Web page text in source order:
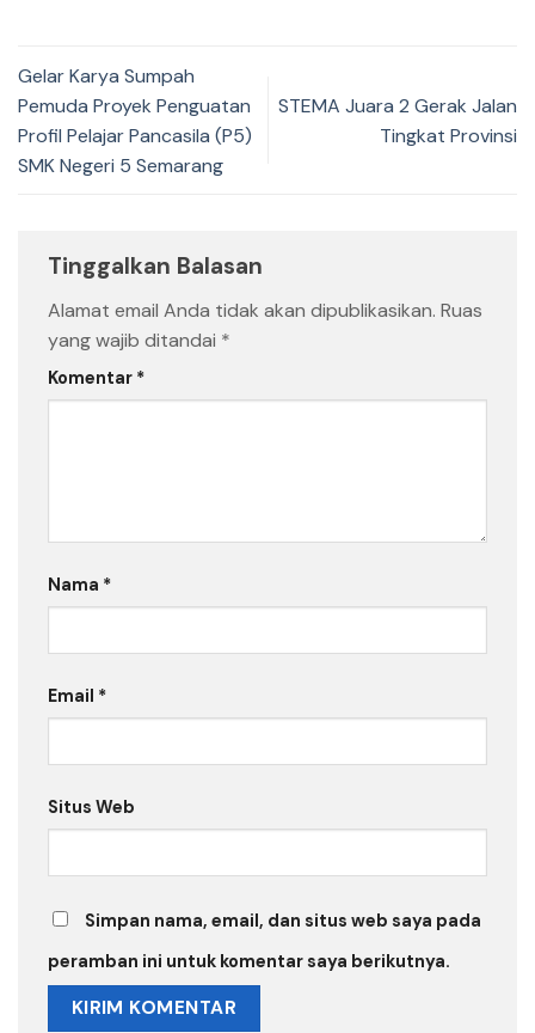
Gelar Karya Sumpah
Pemuda Proyek Penguatan
Profil Pelajar Pancasila (P5)
SMK Negeri 5 Semarang
STEMA Juara 2 Gerak Jalan
Tingkat Provinsi
Tinggalkan Balasan
Alamat email Anda tidak akan dipublikasikan. Ruas
yang wajib ditandai *
Komentar *
Nama *
Email *
Situs Web
Simpan nama, email, dan situs web saya pada
peramban ini untuk komentar saya berikutnya.